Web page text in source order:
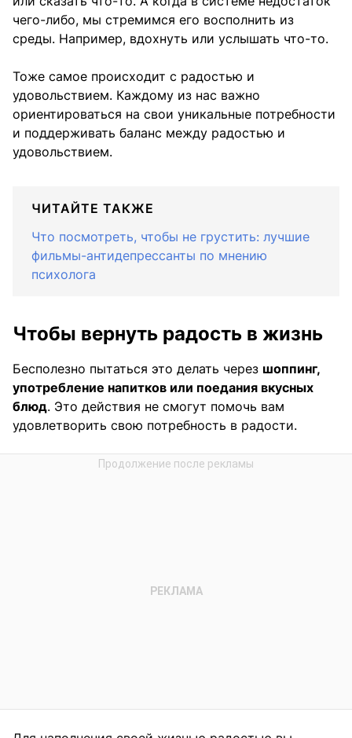
чего-либо, мы стремимся его восполнить из
среды. Например, вдохнуть или услышать что-то.
Тоже самое происходит с радостью и
удовольствием. Каждому из нас важно
ориентироваться на свои уникальные потребности
и поддерживать баланс между радостью и
удовольствием.
ЧИТАЙТЕ ТАКЖЕ
Что посмотреть, чтобы не грустить: лучшие
фильмы-антидепрессанты по мнению
психолога
Чтобы вернуть радость в жизнь
Бесполезно пытаться это делать через шоппинг,
употребление напитков или поедания вкусных
блюд. Это действия не смогут помочь вам
удовлетворить свою потребность в радости.